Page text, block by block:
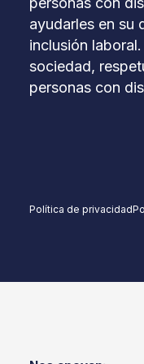
ayudarles en su
inclusión
sociedad,
personas con
Política de privacidad